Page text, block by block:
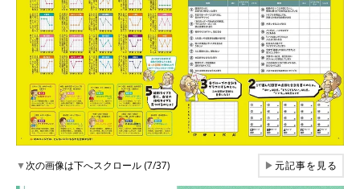
▼次の画像は下へスクロール (7/37) ▶元記事を見る